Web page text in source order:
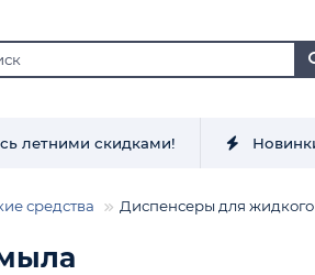
летними скидками!
средства Диспенсеры для